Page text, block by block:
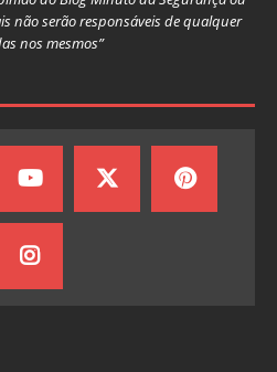
não serão responsáveis de qualquer
nos mesmos”